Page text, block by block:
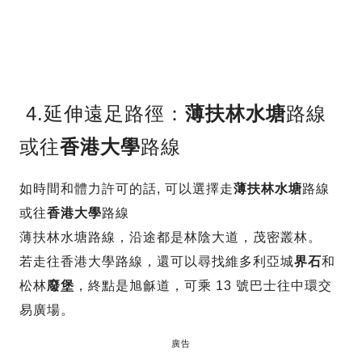
4.延伸遠足路徑： 薄扶林水塘路線
或往香港大學路線
如時間和體力許可的話, 可以選擇走薄扶林水塘路線
或往香港大學路線
薄扶林水塘路線，沿途都是林陰大道，茂密叢林。
若走往香港大學路線，還可以尋找維多利亞城界石和
松林廢堡 ，終點是旭龢道，可乘 13 號巴士往中環交
易廣場。
廣告